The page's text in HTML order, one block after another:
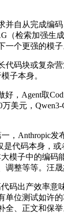
从完成编码
（检索加强生
个更强的模子
块或复杂营
子本身。
Agent取
美元，
Anthropic发布
是代码本身，
模子中的编码
整等等。汪晟
出产效率意味
单位测试如许
全、正文和保